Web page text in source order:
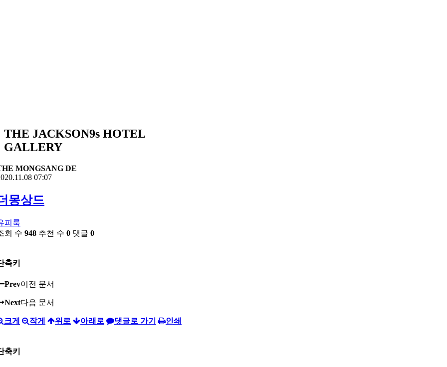
THE JACKSON9s HOTEL
GALLERY
MONGSANG DE
07:07
몽상드
피룩
회 수 948 추천 수 0 댓글 0
축키
Prev이전 문서
Next다음 문서
크게 작게 위로 아래로 댓글로 가기 인쇄
축키